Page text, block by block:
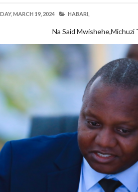
MARCH 19, 2024 HABARI,
Na Said Mwishehe,Michuzi